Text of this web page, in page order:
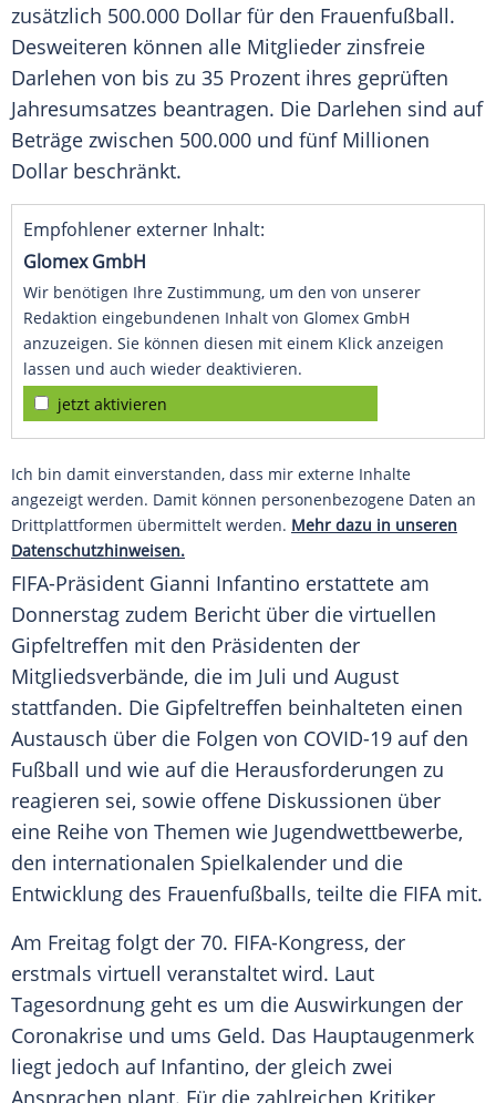
zusätzlich 500.000 Dollar für den Frauenfußball.
Desweiteren können alle Mitglieder zinsfreie
Darlehen von bis zu 35 Prozent ihres geprüften
Jahresumsatzes beantragen. Die Darlehen sind auf
Beträge zwischen 500.000 und fünf Millionen
Dollar beschränkt.
Empfohlener externer Inhalt:
Glomex GmbH
Wir benötigen Ihre Zustimmung, um den von unserer
Redaktion eingebundenen Inhalt von Glomex GmbH
anzuzeigen. Sie können diesen mit einem Klick anzeigen
lassen und auch wieder deaktivieren.
jetzt aktivieren
Ich bin damit einverstanden, dass mir externe Inhalte
angezeigt werden. Damit können personenbezogene Daten an
Drittplattformen übermittelt werden. Mehr dazu in unseren
Datenschutzhinweisen.
FIFA-Präsident Gianni Infantino erstattete am
Donnerstag zudem Bericht über die virtuellen
Gipfeltreffen mit den Präsidenten der
Mitgliedsverbände, die im Juli und August
stattfanden. Die Gipfeltreffen beinhalteten einen
Austausch über die Folgen von COVID-19 auf den
Fußball und wie auf die Herausforderungen zu
reagieren sei, sowie offene Diskussionen über
eine Reihe von Themen wie Jugendwettbewerbe,
den internationalen Spielkalender und die
Entwicklung des Frauenfußballs, teilte die FIFAmit.
Am Freitag folgt der 70. FIFA-Kongress, der
erstmals virtuell veranstaltet wird. Laut
Tagesordnung geht es um die Auswirkungen der
Coronakrise und ums Geld. Das Hauptaugenmerk
liegt jedoch auf Infantino, der gleich zwei